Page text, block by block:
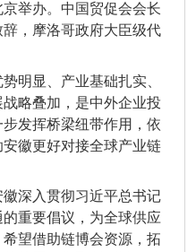
举办。中国贸促会会长
，摩洛哥政府大臣级代
明显、产业基础扎实、
略叠加，是中外企业投
发挥桥梁纽带作用，依
徽更好对接全球产业链
深入贯彻习近平总书记
重要倡议，为全球供应
望借助链博会资源，拓